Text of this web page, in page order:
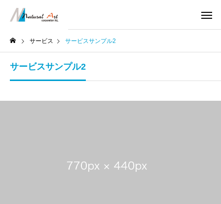
サービス サービスサンプル2
サービスサンプル2